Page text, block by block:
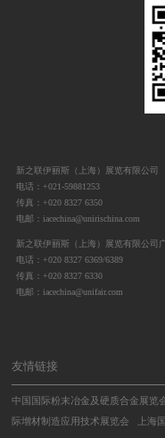
新之联伊丽斯（上海）展览有限公司
电话：+021-59881253
传真：+020 8327 6350
电邮：iacechina@unirischina.com
新之联伊丽斯（上海）展览有限公司
电话：+020 8327 6369/6389
传真：+020 8327 6330
电邮：iacechina@unifair.com
友情链接
中国国际粉末冶金及硬质合金展览
际增材制造应用技术展览会
上海